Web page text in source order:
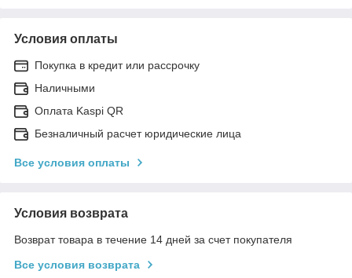
Условия оплаты
Покупка в кредит или рассрочку
Наличными
Оплата Kaspi QR
Безналичный расчет юридические лица
Все условия оплаты
Условия возврата
Возврат товара в течение 14 дней за счет покупателя
Все условия возврата